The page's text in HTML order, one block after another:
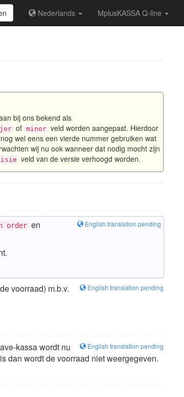
Nederlands MplusKASSA Q-line
bij ons bekend als
of minor veld worden aangepast. Hierdoor
wel eens een vierde nummer gebruiken wat
wij nu ook wanneer dat nodig mocht zijn
veld van de versie verhoogd worden.
English translation pending
order en
English translation pending
voorraad) m.b.v.
English translation pending
kassa wordt nu
dan wordt de voorraad niet weergegeven.